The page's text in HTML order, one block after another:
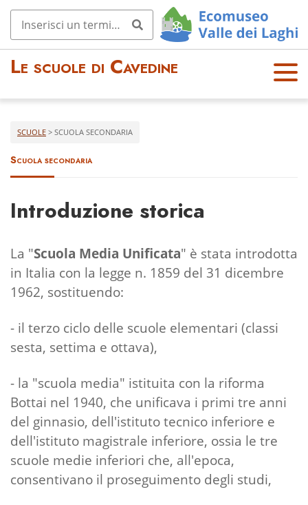
Le scuole di Cavedine
OPE
N
SCUOLE > SCUOLA SECONDARIA
Scuola secondaria
Introduzione storica
La "Scuola Media Unificata" è stata introdotta
in Italia con la legge n. 1859 del 31 dicembre
1962, sostituendo:
- il terzo ciclo delle scuole elementari (classi
sesta, settima e ottava),
- la "scuola media" istituita con la riforma
Bottai nel 1940, che unificava i primi tre anni
del ginnasio, dell'istituto tecnico inferiore e
dell'istituto magistrale inferiore, ossia le tre
scuole medie inferiori che, all'epoca,
consentivano il proseguimento degli studi,